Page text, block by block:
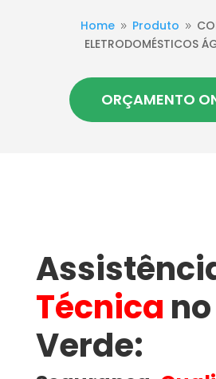
Home 9 Produto 9
ELETRODOMÉSTICOS
ORÇAMENTO
Técnica
Verde​: